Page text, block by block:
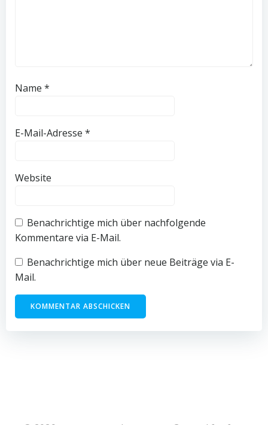
Name *
E-Mail-Adresse *
Website
Benachrichtige mich über nachfolgende
Kommentare via E-Mail.
Benachrichtige mich über neue Beiträge via E-
Mail.